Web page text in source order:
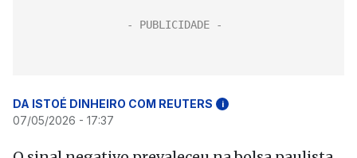
DA ISTOÉ DINHEIRO COM REUTERS i
07/05/2026 - 17:37